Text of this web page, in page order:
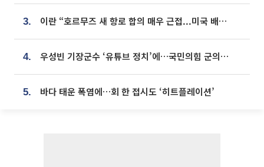
3. 이란 “호르무즈 새 항로 합의 매우 근접...미국 배상 먼저”
4. 우성빈 기장군수 ‘유튜브 정치’에…국민의힘 군의원들 집단 반발
5. 바다 태운 폭염에…회 한 접시도 ‘히트플레이션’